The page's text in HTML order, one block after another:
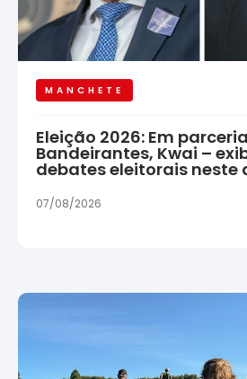
MANCHETE
Eleição 2026: Em
Bandeirantes, Kwai –
debates eleitorais neste
07/08/2026